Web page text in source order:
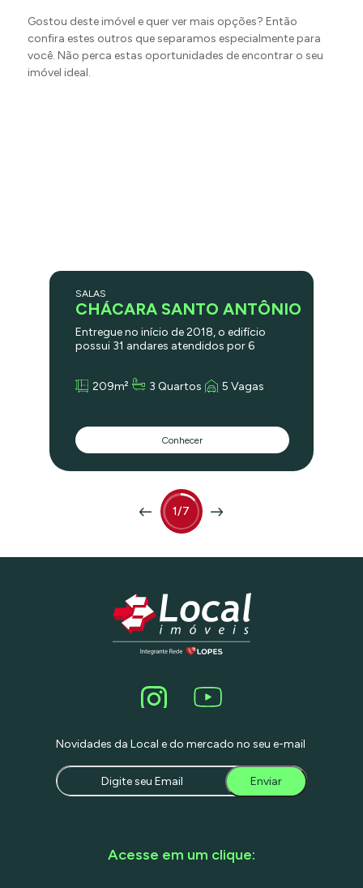
Gostou deste imóvel e quer ver mais opções? Então
confira estes outros que separamos especialmente para
você. Não perca estas oportunidades de encontrar o seu
imóvel ideal.
1/7
SALAS
CHÁCARA SANTO ANTÔNIO
Entregue no início de 2018, o edifício
possui 31 andares atendidos por 6
referência no padrão de especificações
tecnológico e sustentável, sua estrutura
oferece lajes corporativas de 82m² a
707m², com ar condicionado,
bicicletário, 5 subsolos com vagas para
iluminação interna com 20% de redução
na potência, certificação green building
e um total de 1038 vagas de
209m² 3 Quartos 5 Vagas
Conhecer
Novidades da Local e do mercado no seu e-mail
Enviar
Acesse em um clique: